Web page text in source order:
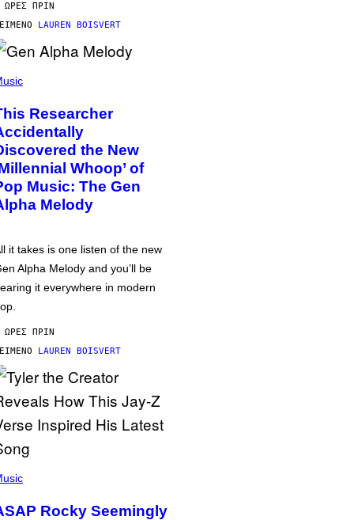
ΏΡΕΣ ΠΡΙΝ
LAUREN BOISVERT
Researcher
the New
Whoop’ of
Music: The Gen
Melody
it takes is one listen of the new
Alpha Melody and you’ll be
it everywhere in modern
ΏΡΕΣ ΠΡΙΝ
LAUREN BOISVERT
Rocky Seemingly